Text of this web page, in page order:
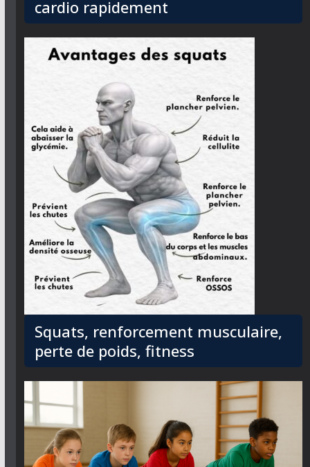
cardio rapidement
Squats, renforcement musculaire,
perte de poids, fitness